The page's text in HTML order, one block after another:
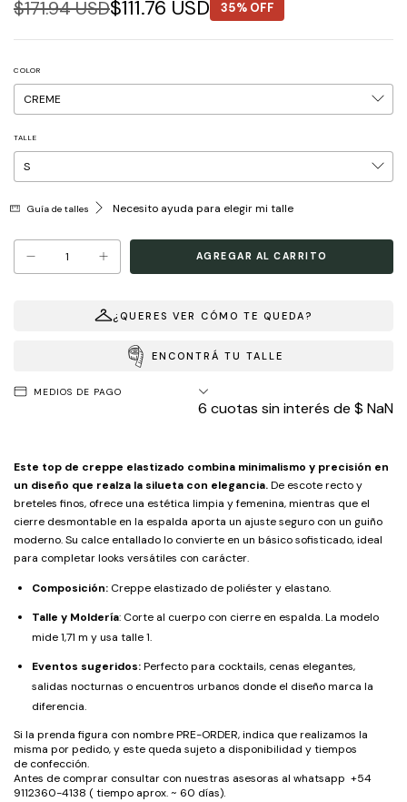
$171.94 USD$111.76 USD 35% OFF
COLOR
TALLE
Guía de talles Necesito ayuda para elegir mi talle
¿QUERES VER CÓMO TE QUEDA?
ENCONTRÁ TU TALLE
MEDIOS DE PAGO
6 cuotas sin interés de $ NaN
Este top de creppe elastizado combina minimalismo y precisión en
un diseño que realza la silueta con elegancia.De escote recto y
breteles finos, ofrece una estética limpia y femenina, mientras que el
cierre desmontable en la espalda aporta un ajuste seguro con un guiño
moderno. Su calce entallado lo convierte en un básico sofisticado, ideal
para completar looks versátiles con carácter.
Composición: Creppe elastizado de poliéster y elastano.
Talle y Moldería: Corte al cuerpo con cierre en espalda. La modelo
mide 1,71 m y usa talle 1.
Eventos sugeridos:Perfecto para cocktails, cenas elegantes,
salidas nocturnas o encuentros urbanos donde el diseño marca la
diferencia.
Si la prenda figura con nombre PRE-ORDER, indica que realizamos la
misma por pedido, y este queda sujeto a disponibilidad y tiempos
de confección.
Antes de comprar consultar con nuestras asesoras al whatsapp +54
9112360-4138 ( tiempo aprox. ~ 60 días).